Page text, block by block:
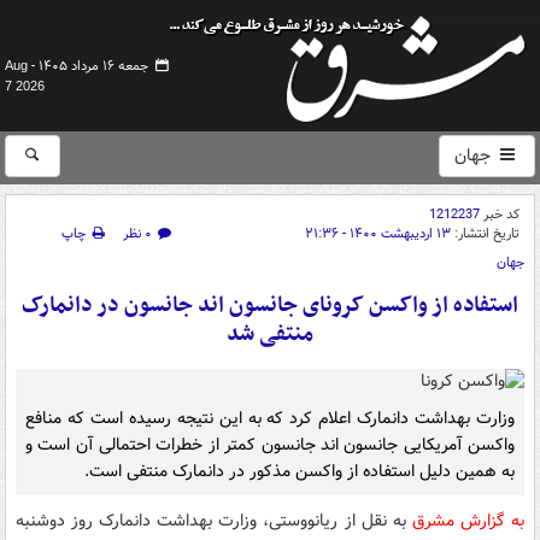
جمعه ۱۶ مرداد ۱۴۰۵ -
Aug
7 2026
جهان
کد خبر1212237
تاریخ انتشار: ۱۳ اردیبهشت ۱۴۰۰ - ۲۱:۳۶ ۰ نظر
چاپ
جهان
استفاده از واکسن کرونای جانسون اند جانسون در دانمارک
منتفی شد
وزارت بهداشت دانمارک اعلام کرد که به این نتیجه رسیده است که منافع
واکسن آمریکایی جانسون اند جانسون کمتر از خطرات احتمالی آن است و
به همین دلیل استفاده از واکسن مذکور در دانمارک منتفی است.
به گزارش مشرق به نقل از ریانووستی، وزارت بهداشت دانمارک روز دوشنبه